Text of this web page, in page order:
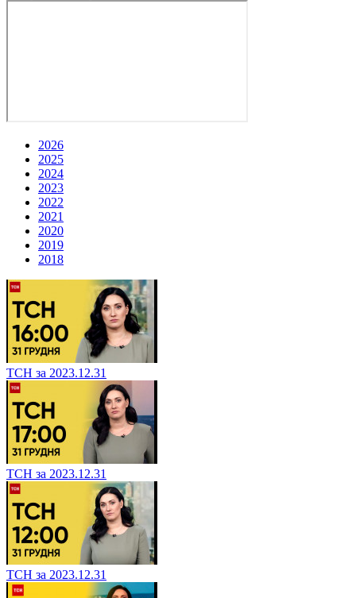
2026
2025
2024
2023
2022
2021
2020
2019
2018
ТСН за 2023.12.31
ТСН за 2023.12.31
ТСН за 2023.12.31